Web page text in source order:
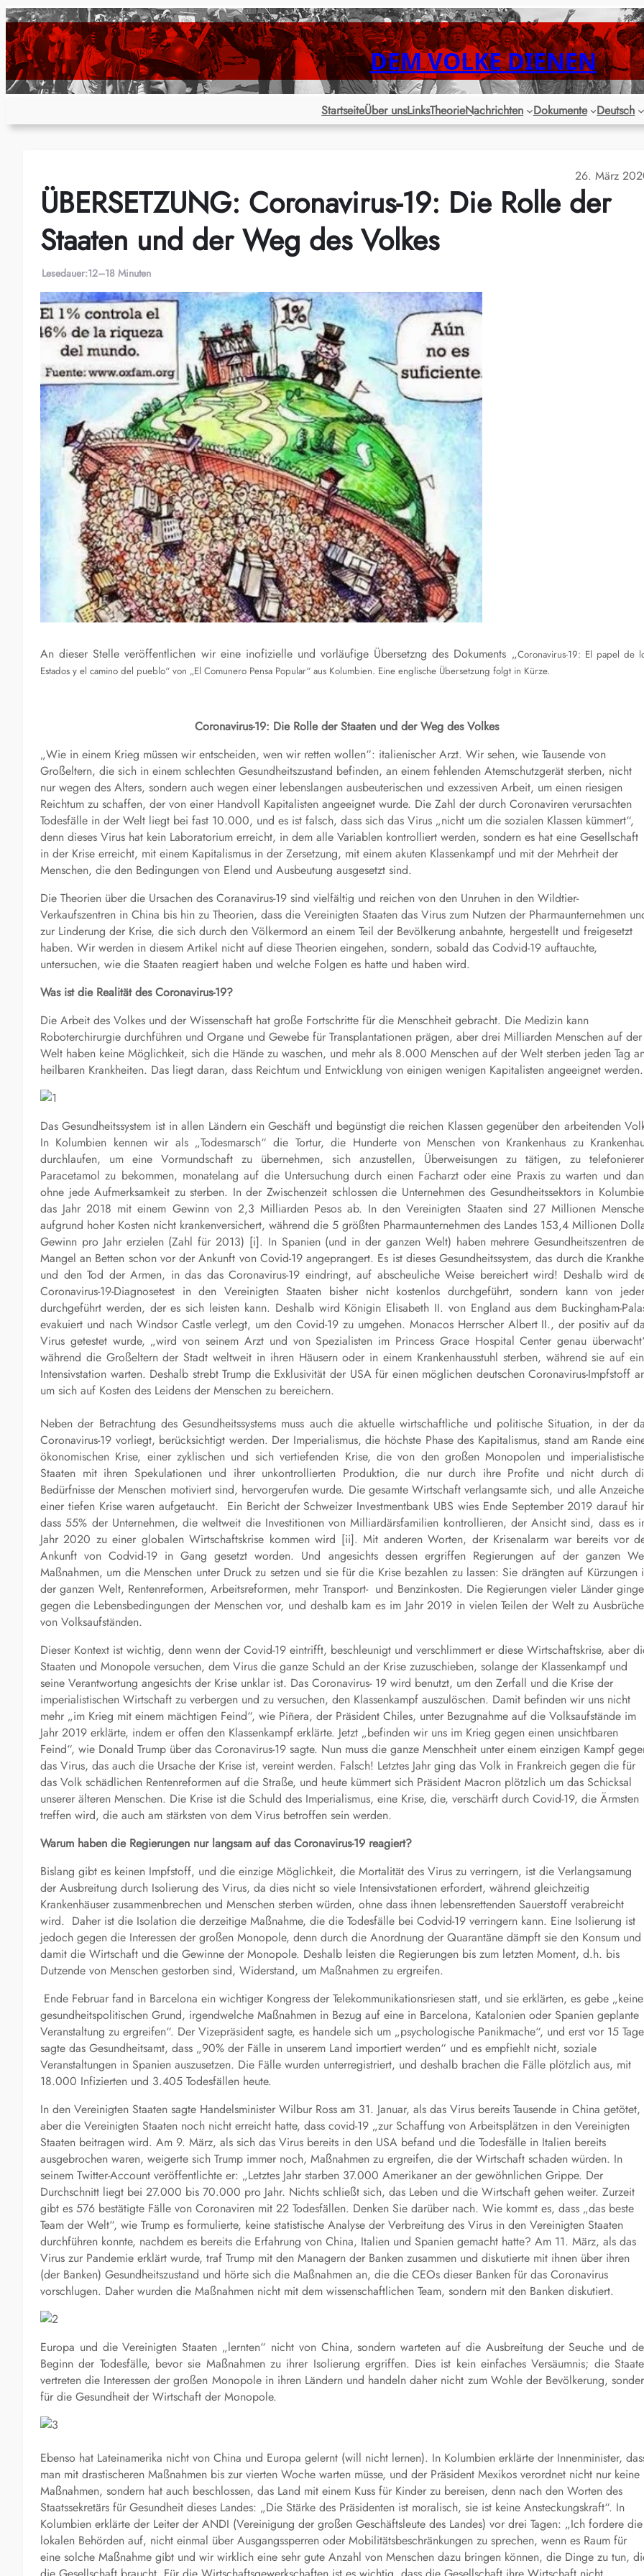
Zum
Inhalt
springen
DEM VOLKE DIENEN
StartseiteÜber unsLinksTheorieNachrichten Dokumente Deutsch
26. März
ÜBERSETZUNG: Coronavirus-19: Die Rolle der
Staaten und der Weg des Volkes
Lesedauer:12–18 Minuten
An dieser Stelle veröffentlichen wir eine inofizielle und vorläufige Übersetzng des Dokuments „Coronavirus-19: El papel de
Estados y el camino del pueblo“ von „El Comunero Pensa Popular“ aus Kolumbien. Eine englische Übersetzung folgt in Kürze.
Coronavirus-19: Die Rolle der Staaten und der Weg des Volkes
„Wie in einem Krieg müssen wir entscheiden, wen wir retten wollen“: italienischer Arzt. Wir sehen, wie Tausende von
Großeltern, die sich in einem schlechten Gesundheitszustand befinden, an einem fehlenden Atemschutzgerät sterben, nicht
nur wegen des Alters, sondern auch wegen einer lebenslangen ausbeuterischen und exzessiven Arbeit, um einen riesigen
Reichtum zu schaffen, der von einer Handvoll Kapitalisten angeeignet wurde. Die Zahl der durch Coronaviren verursachten
Todesfälle in der Welt liegt bei fast 10.000, und es ist falsch, dass sich das Virus „nicht um die sozialen Klassen kümmert“,
denn dieses Virus hat kein Laboratorium erreicht, in dem alle Variablen kontrolliert werden, sondern es hat eine Gesellschaft
in der Krise erreicht, mit einem Kapitalismus in der Zersetzung, mit einem akuten Klassenkampf und mit der Mehrheit der
Menschen, die den Bedingungen von Elend und Ausbeutung ausgesetzt sind.
Die Theorien über die Ursachen des Coranavirus-19 sind vielfältig und reichen von den Unruhen in den Wildtier-
Verkaufszentren in China bis hin zu Theorien, dass die Vereinigten Staaten das Virus zum Nutzen der Pharmaunternehmen
zur Linderung der Krise, die sich durch den Völkermord an einem Teil der Bevölkerung anbahnte, hergestellt und freigesetzt
haben. Wir werden in diesem Artikel nicht auf diese Theorien eingehen, sondern, sobald das Codvid-19 auftauchte,
untersuchen, wie die Staaten reagiert haben und welche Folgen es hatte und haben wird.
Was ist die Realität des Coronavirus-19?
Die Arbeit des Volkes und der Wissenschaft hat große Fortschritte für die Menschheit gebracht. Die Medizin kann
Roboterchirurgie durchführen und Organe und Gewebe für Transplantationen prägen, aber drei Milliarden Menschen auf der
Welt haben keine Möglichkeit, sich die Hände zu waschen, und mehr als 8.000 Menschen auf der Welt sterben jeden Tag
heilbaren Krankheiten. Das liegt daran, dass Reichtum und Entwicklung von einigen wenigen Kapitalisten angeeignet werden.
Das Gesundheitssystem ist in allen Ländern ein Geschäft und begünstigt die reichen Klassen gegenüber den arbeitenden
In Kolumbien kennen wir als „Todesmarsch“ die Tortur, die Hunderte von Menschen von Krankenhaus zu
durchlaufen, um eine Vormundschaft zu übernehmen, sich anzustellen, Überweisungen zu tätigen, zu
Paracetamol zu bekommen, monatelang auf die Untersuchung durch einen Facharzt oder eine Praxis zu warten und
ohne jede Aufmerksamkeit zu sterben. In der Zwischenzeit schlossen die Unternehmen des Gesundheitssektors in
das Jahr 2018 mit einem Gewinn von 2,3 Milliarden Pesos ab. In den Vereinigten Staaten sind 27 Millionen
aufgrund hoher Kosten nicht krankenversichert, während die 5 größten Pharmaunternehmen des Landes 153,4 Millionen
Gewinn pro Jahr erzielen (Zahl für 2013) [i]. In Spanien (und in der ganzen Welt) haben mehrere Gesundheitszentren
Mangel an Betten schon vor der Ankunft von Covid-19 angeprangert. Es ist dieses Gesundheitssystem, das durch die
und den Tod der Armen, in das das Coronavirus-19 eindringt, auf abscheuliche Weise bereichert wird! Deshalb wird
Coronavirus-19-Diagnosetest in den Vereinigten Staaten bisher nicht kostenlos durchgeführt, sondern kann von
durchgeführt werden, der es sich leisten kann. Deshalb wird Königin Elisabeth II. von England aus dem Buckingham-
evakuiert und nach Windsor Castle verlegt, um den Covid-19 zu umgehen. Monacos Herrscher Albert II., der positiv auf
Virus getestet wurde, „wird von seinem Arzt und von Spezialisten im Princess Grace Hospital Center genau
während die Großeltern der Stadt weltweit in ihren Häusern oder in einem Krankenhausstuhl sterben, während sie auf
Intensivstation warten. Deshalb strebt Trump die Exklusivität der USA für einen möglichen deutschen Coronavirus-Impfstoff
um sich auf Kosten des Leidens der Menschen zu bereichern.
Neben der Betrachtung des Gesundheitssystems muss auch die aktuelle wirtschaftliche und politische Situation, in der
Coronavirus-19 vorliegt, berücksichtigt werden. Der Imperialismus, die höchste Phase des Kapitalismus, stand am Rande
ökonomischen Krise, einer zyklischen und sich vertiefenden Krise, die von den großen Monopolen und
Staaten mit ihren Spekulationen und ihrer unkontrollierten Produktion, die nur durch ihre Profite und nicht durch
Bedürfnisse der Menschen motiviert sind, hervorgerufen wurde. Die gesamte Wirtschaft verlangsamte sich, und alle
einer tiefen Krise waren aufgetaucht. Ein Bericht der Schweizer Investmentbank UBS wies Ende September 2019 darauf
dass 55% der Unternehmen, die weltweit die Investitionen von Milliardärsfamilien kontrollieren, der Ansicht sind, dass es
Jahr 2020 zu einer globalen Wirtschaftskrise kommen wird [ii]. Mit anderen Worten, der Krisenalarm war bereits vor
Ankunft von Codvid-19 in Gang gesetzt worden. Und angesichts dessen ergriffen Regierungen auf der ganzen
Maßnahmen, um die Menschen unter Druck zu setzen und sie für die Krise bezahlen zu lassen: Sie drängten auf Kürzungen
der ganzen Welt, Rentenreformen, Arbeitsreformen, mehr Transport- und Benzinkosten. Die Regierungen vieler Länder
gegen die Lebensbedingungen der Menschen vor, und deshalb kam es im Jahr 2019 in vielen Teilen der Welt zu
von Volksaufständen.
Dieser Kontext ist wichtig, denn wenn der Covid-19 eintrifft, beschleunigt und verschlimmert er diese Wirtschaftskrise, aber
Staaten und Monopole versuchen, dem Virus die ganze Schuld an der Krise zuzuschieben, solange der Klassenkampf und
seine Verantwortung angesichts der Krise unklar ist. Das Coronavirus- 19 wird benutzt, um den Zerfall und die Krise der
imperialistischen Wirtschaft zu verbergen und zu versuchen, den Klassenkampf auszulöschen. Damit befinden wir uns nicht
mehr „im Krieg mit einem mächtigen Feind“, wie Piñera, der Präsident Chiles, unter Bezugnahme auf die Volksaufstände im
Jahr 2019 erklärte, indem er offen den Klassenkampf erklärte. Jetzt „befinden wir uns im Krieg gegen einen unsichtbaren
Feind“, wie Donald Trump über das Coronavirus-19 sagte. Nun muss die ganze Menschheit unter einem einzigen Kampf
das Virus, das auch die Ursache der Krise ist, vereint werden. Falsch! Letztes Jahr ging das Volk in Frankreich gegen die für
das Volk schädlichen Rentenreformen auf die Straße, und heute kümmert sich Präsident Macron plötzlich um das Schicksal
unserer älteren Menschen. Die Krise ist die Schuld des Imperialismus, eine Krise, die, verschärft durch Covid-19, die Ärmsten
treffen wird, die auch am stärksten von dem Virus betroffen sein werden.
Warum haben die Regierungen nur langsam auf das Coronavirus-19 reagiert?
Bislang gibt es keinen Impfstoff, und die einzige Möglichkeit, die Mortalität des Virus zu verringern, ist die Verlangsamung
der Ausbreitung durch Isolierung des Virus, da dies nicht so viele Intensivstationen erfordert, während gleichzeitig
Krankenhäuser zusammenbrechen und Menschen sterben würden, ohne dass ihnen lebensrettenden Sauerstoff verabreicht
wird. Daher ist die Isolation die derzeitige Maßnahme, die die Todesfälle bei Codvid-19 verringern kann. Eine Isolierung ist
jedoch gegen die Interessen der großen Monopole, denn durch die Anordnung der Quarantäne dämpft sie den Konsum und
damit die Wirtschaft und die Gewinne der Monopole. Deshalb leisten die Regierungen bis zum letzten Moment, d.h. bis
Dutzende von Menschen gestorben sind, Widerstand, um Maßnahmen zu ergreifen.
Ende Februar fand in Barcelona ein wichtiger Kongress der Telekommunikationsriesen statt, und sie erklärten, es gebe
gesundheitspolitischen Grund, irgendwelche Maßnahmen in Bezug auf eine in Barcelona, Katalonien oder Spanien geplante
Veranstaltung zu ergreifen“. Der Vizepräsident sagte, es handele sich um „psychologische Panikmache“, und erst vor 15
sagte das Gesundheitsamt, dass „90% der Fälle in unserem Land importiert werden“ und es empfiehlt nicht, soziale
Veranstaltungen in Spanien auszusetzen. Die Fälle wurden unterregistriert, und deshalb brachen die Fälle plötzlich aus, mit
18.000 Infizierten und 3.405 Todesfällen heute.
In den Vereinigten Staaten sagte Handelsminister Wilbur Ross am 31. Januar, als das Virus bereits Tausende in China getötet,
aber die Vereinigten Staaten noch nicht erreicht hatte, dass covid-19 „zur Schaffung von Arbeitsplätzen in den Vereinigten
Staaten beitragen wird. Am 9. März, als sich das Virus bereits in den USA befand und die Todesfälle in Italien bereits
ausgebrochen waren, weigerte sich Trump immer noch, Maßnahmen zu ergreifen, die der Wirtschaft schaden würden. In
seinem Twitter-Account veröffentlichte er: „Letztes Jahr starben 37.000 Amerikaner an der gewöhnlichen Grippe. Der
Durchschnitt liegt bei 27.000 bis 70.000 pro Jahr. Nichts schließt sich, das Leben und die Wirtschaft gehen weiter. Zurzeit
gibt es 576 bestätigte Fälle von Coronaviren mit 22 Todesfällen. Denken Sie darüber nach. Wie kommt es, dass „das beste
Team der Welt“, wie Trump es formulierte, keine statistische Analyse der Verbreitung des Virus in den Vereinigten Staaten
durchführen konnte, nachdem es bereits die Erfahrung von China, Italien und Spanien gemacht hatte? Am 11. März, als das
Virus zur Pandemie erklärt wurde, traf Trump mit den Managern der Banken zusammen und diskutierte mit ihnen über ihren
(der Banken) Gesundheitszustand und hörte sich die Maßnahmen an, die die CEOs dieser Banken für das Coronavirus
vorschlugen. Daher wurden die Maßnahmen nicht mit dem wissenschaftlichen Team, sondern mit den Banken diskutiert.
Europa und die Vereinigten Staaten „lernten“ nicht von China, sondern warteten auf die Ausbreitung der Seuche und
Beginn der Todesfälle, bevor sie Maßnahmen zu ihrer Isolierung ergriffen. Dies ist kein einfaches Versäumnis; die
vertreten die Interessen der großen Monopole in ihren Ländern und handeln daher nicht zum Wohle der Bevölkerung,
für die Gesundheit der Wirtschaft der Monopole.
Ebenso hat Lateinamerika nicht von China und Europa gelernt (will nicht lernen). In Kolumbien erklärte der Innenminister,
man mit drastischeren Maßnahmen bis zur vierten Woche warten müsse, und der Präsident Mexikos verordnet nicht nur keine
Maßnahmen, sondern hat auch beschlossen, das Land mit einem Kuss für Kinder zu bereisen, denn nach den Worten des
Staatssekretärs für Gesundheit dieses Landes: „Die Stärke des Präsidenten ist moralisch, sie ist keine Ansteckungskraft“. In
Kolumbien erklärte der Leiter der ANDI (Vereinigung der großen Geschäftsleute des Landes) vor drei Tagen: „Ich fordere die
lokalen Behörden auf, nicht einmal über Ausgangssperren oder Mobilitätsbeschränkungen zu sprechen, wenn es Raum für
eine solche Maßnahme gibt und wir wirklich eine sehr gute Anzahl von Menschen dazu bringen können, die Dinge zu tun,